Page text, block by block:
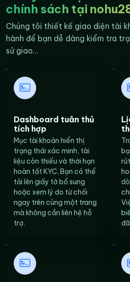
chính sách tại
Chúng tôi thiết kế giao diện tài
hành để bạn dễ dàng kiểm tra
sử giao...
Dashboard tuân thủ
tích hợp
Mục tài khoản hiển thị
trạng thái xác minh, tài
liệu còn thiếu và thời hạn
hoàn tất KYC. Bạn có thể
tải lên giấy tờ bổ sung
hoặc xem lý do từ chối
ngay trên cùng một trang
mà không cần liên hệ hỗ
trợ.